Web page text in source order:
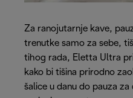
Za ranojutarnje kave,
trenutke samo za sebe,
tihog rada, Eletta Ultra
kako bi tišina prirodno
šalice u danu do pauza